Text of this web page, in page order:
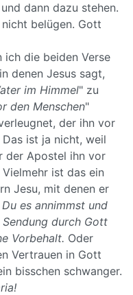
dann dazu stehen.
belügen. Gott
ich die beiden Verse
denen Jesus sagt,
im Himmel" zu
den Menschen"
der ihn vor
ist ja nicht, weil
der Apostel ihn vor
ist das ein
Jesu, mit denen er
es annimmst und
durch Gott
Vorbehalt. Oder
Vertrauen in Gott
bisschen schwanger.